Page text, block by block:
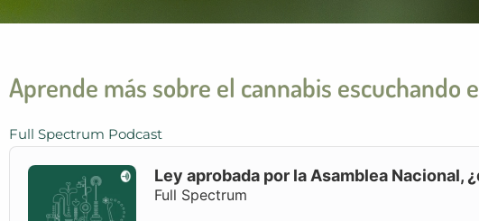
Aprende más sobre el cannabis escuchando
Full Spectrum Podcast
Audio
Player
Full Spectrum
Ley aprobada por la Asamblea Nacional,